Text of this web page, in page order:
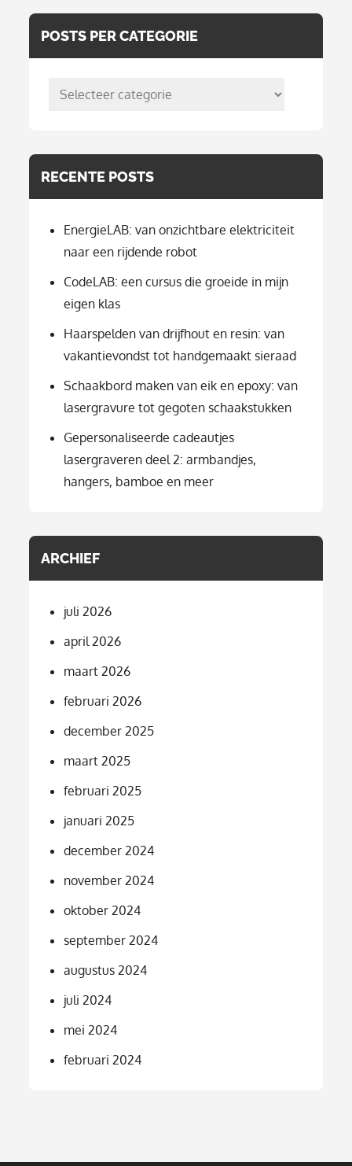
POSTS PER CATEGORIE
posts
RECENTE POSTS
EnergieLAB: van onzichtbare elektriciteit
naar een rijdende robot
CodeLAB: een cursus die groeide in mijn
eigen klas
Haarspelden van drijfhout en resin: van
vakantievondst tot handgemaakt sieraad
Schaakbord maken van eik en epoxy: van
lasergravure tot gegoten schaakstukken
Gepersonaliseerde cadeautjes
lasergraveren deel 2: armbandjes,
hangers, bamboe en meer
ARCHIEF
juli 2026
april 2026
maart 2026
februari 2026
december 2025
maart 2025
februari 2025
januari 2025
december 2024
november 2024
oktober 2024
september 2024
augustus 2024
juli 2024
mei 2024
februari 2024